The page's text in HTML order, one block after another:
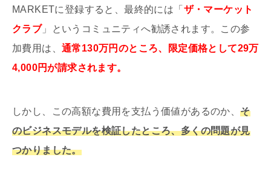
MARKETに登録すると、最終的には「 ザ・マーケット
クラブ 」というコミュニティへ勧誘されます。この参
加費用は、 通常130万円のところ、限定価格として29万
4,000円が請求されます。
しかし、この高額な費用を支払う価値があるのか、そ
のビジネスモデルを検証したところ、多くの問題が見
つかりました。